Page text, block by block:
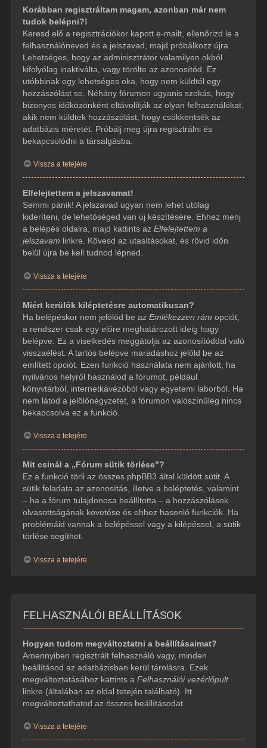
Korábban regisztráltam magam, azonban már nem
tudok belépni?!
Keresd elő a regisztrációkor kapott e-mailt, ellenőrizd le a
felhasználóneved és a jelszavad, majd próbálkozz újra.
Lehetséges, hogy az adminisztrátor valamilyen okból
kifolyólag inaktiválta, vagy törölte az azonosítód. Ez
utóbbinak egy lehetséges oka, hogy nem küldtél egy
hozzászólást se. Néhány fórumon ugyanis szokás, hogy
bizonyos időközönként eltávolítják az olyan felhasználókat,
akik nem küldtek hozzászólást, hogy csökkentsék az
adatbázis méretét. Próbálj meg újra regisztrálni és
bekapcsolódni a társalgásba.
Vissza a tetejére
Elfelejtettem a jelszavamat!
Semmi pánik! A jelszavad ugyan nem lehet utólag
kideríteni, de lehetőséged van új készítésére. Ehhez menj
a belépés oldalra, majd kattints az Elfelejtettem a
jelszavam linkre. Kövesd az utasításokat, és rövid időn
belül újra be kell tudnod lépned.
Vissza a tetejére
Miért kerülök kiléptetésre automatikusan?
Ha belépéskor nem jelölöd be az Emlékezzen rám opciót,
a rendszer csak egy előre meghatározott ideig hagy
belépve. Ez a viselkedés meggátolja az azonosítóddal való
visszaélést. A tartós belépve maradáshoz jelöld be az
említett opciót. Ezen funkció használata nem ajánlott, ha
nyilvános helyről használod a fórumot, például
könyvtárból, internetkávézóból vagy egyetemi laborból. Ha
nem látod a jelölőnégyzetet, a fórumon valószínűleg nincs
bekapcsolva ez a funkció.
Vissza a tetejére
Mit csinál a „Fórum sütik törlése”?
Ez a funkció törli az összes phpBB3 által küldött sütit. A
sütik feladata az azonosítás, illetve a beléptetés, valamint
– ha a fórum tulajdonosa beállította – a hozzászólások
olvasottságának követése és ehhez hasonló funkciók. Ha
problémáid vannak a belépéssel vagy a kilépéssel, a sütik
törlése segíthet.
Vissza a tetejére
FELHASZNÁLÓI BEÁLLÍTÁSOK
Hogyan tudom megváltoztatni a beállításaimat?
Amennyiben regisztrált felhasználó vagy, minden
beállításod az adatbázisban kerül tárolásra. Ezek
megváltoztatásához kattints a Felhasználói vezérlőpult
linkre (általában az oldal tetején található). Itt
megváltoztathatod az összes beállításodat.
Vissza a tetejére